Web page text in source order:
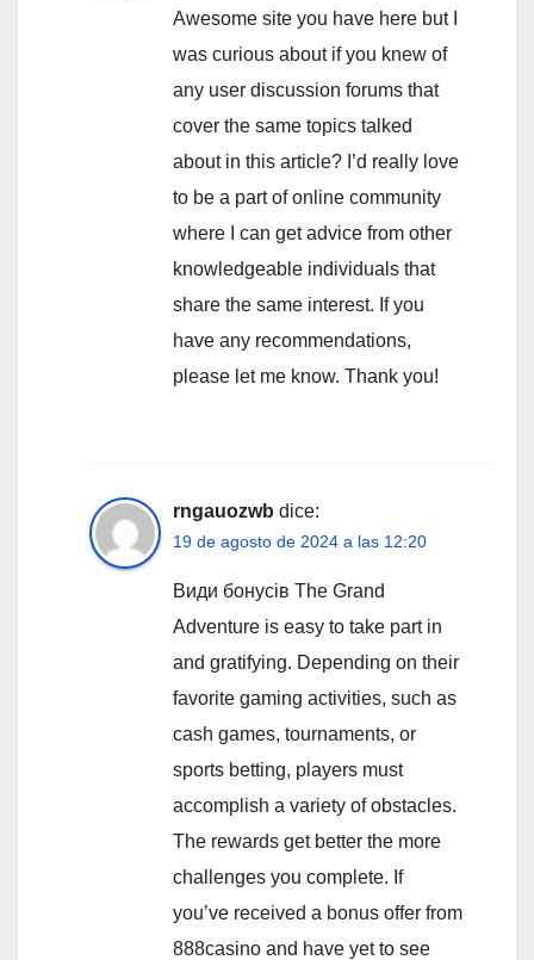
Awesome site you have here but I
was curious about if you knew of
any user discussion forums that
cover the same topics talked
about in this article? I’d really love
to be a part of online community
where I can get advice from other
knowledgeable individuals that
share the same interest. If you
have any recommendations,
please let me know. Thank you!
rngauozwb dice:
19 de agosto de 2024 a las 12:20
Види бонусів The Grand
Adventure is easy to take part in
and gratifying. Depending on their
favorite gaming activities, such as
cash games, tournaments, or
sports betting, players must
accomplish a variety of obstacles.
The rewards get better the more
challenges you complete. If
you’ve received a bonus offer from
888casino and have yet to see